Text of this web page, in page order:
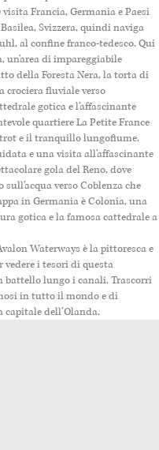
Francia, Germania e Paesi
Svizzera, quindi naviga
al confine franco-tedesco. Qui
un’area di impareggiabile
della Foresta Nera, la torta di
crociera fluviale verso
gotica e l’affascinante
quartiere La Petite France
e il tranquillo lungofiume.
e una visita all’affascinante
gola del Reno, dove
verso Coblenza che
in Germania è Colonia, una
gotica e la famosa cattedrale a
Waterways è la pittoresca e
i tesori di questa
battello lungo i canali. Trascorri
in tutto il mondo e di
dell’Olanda.